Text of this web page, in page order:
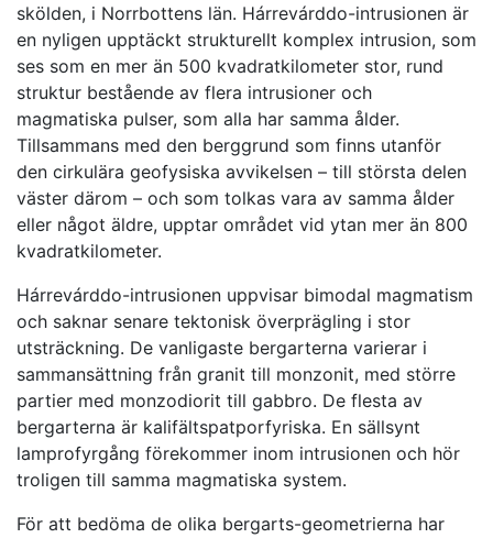
skölden, i Norrbottens län. Hárrevárddo-intrusionen är
en nyligen upptäckt strukturellt komplex intrusion, som
ses som en mer än 500 kvadratkilometer stor, rund
struktur bestående av flera intrusioner och
magmatiska pulser, som alla har samma ålder.
Tillsammans med den berggrund som finns utanför
den cirkulära geofysiska avvikelsen – till största delen
väster därom – och som tolkas vara av samma ålder
eller något äldre, upptar området vid ytan mer än 800
kvadratkilometer.
Hárrevárddo-intrusionen uppvisar bimodal magmatism
och saknar senare tektonisk överprägling i stor
utsträckning. De vanligaste bergarterna varierar i
sammansättning från granit till monzonit, med större
partier med monzodiorit till gabbro. De flesta av
bergarterna är kalifältspatporfyriska. En sällsynt
lamprofyrgång förekommer inom intrusionen och hör
troligen till samma magmatiska system.
För att bedöma de olika bergarts-geometrierna har